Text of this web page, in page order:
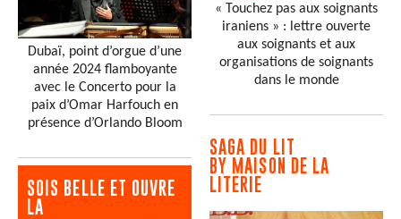
Dubaï, point d’orgue d’une
année 2024 flamboyante
avec le Concerto pour la
paix d’Omar Harfouch en
présence d’Orlando Bloom
SOIS BELLE ET OUVRE
LA
« Touchez pas aux soignants
iraniens » : lettre ouverte
aux soignants et aux
organisations de soignants
dans le monde
SAGA DU LIT
BY MAISON DE LA
LITERIE